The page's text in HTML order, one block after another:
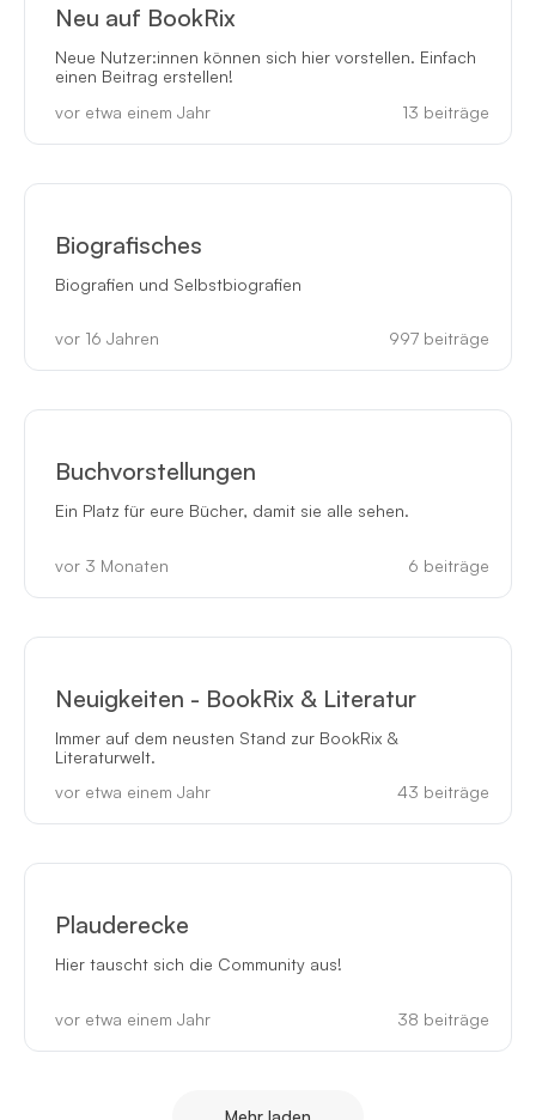
Neu auf BookRix
Neue Nutzer:innen können sich hier vorstellen. Einfach
einen Beitrag erstellen!
vor etwa einem Jahr
13 beiträge
Biografisches
Biografien und Selbstbiografien
vor 16 Jahren 997 beiträge
Buchvorstellungen
Ein Platz für eure Bücher, damit sie alle sehen.
vor 3 Monaten 6 beiträge
Neuigkeiten - BookRix & Literatur
Immer auf dem neusten Stand zur BookRix &
Literaturwelt.
vor etwa einem Jahr
43 beiträge
Plauderecke
Hier tauscht sich die Community aus!
vor etwa einem Jahr 38 beiträge